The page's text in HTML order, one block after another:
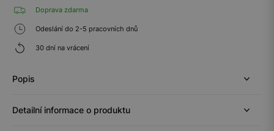
Doprava zdarma
Odeslání do 2-5 pracovních dnů
30 dní na vrácení
Popis
Detailní informace o produktu